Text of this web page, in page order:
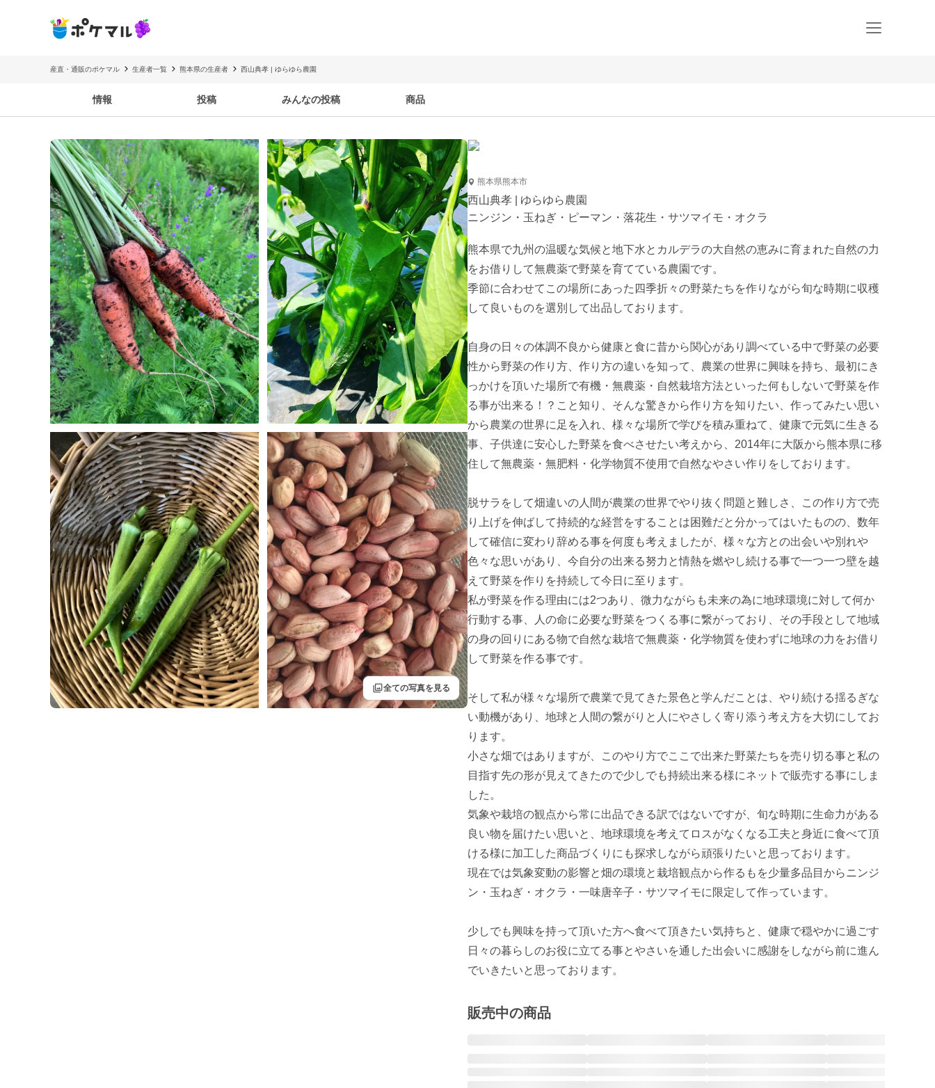
産直・通販のポケマル 生産者一覧 熊本県の生産者 西山典孝 | ゆらゆら農園
情報 投稿 みんなの投稿 商品
filter全ての写真を見る
熊本県熊本市
西山典孝 | ゆらゆら農園
ニンジン・玉ねぎ・ピーマン・落花生・サツマイモ・オクラ
熊本県で九州の温暖な気候と地下水とカルデラの大自然の恵みに育まれた自然の力
をお借りして無農薬で野菜を育てている農園です。
季節に合わせてこの場所にあった四季折々の野菜たちを作りながら旬な時期に収穫
して良いものを選別して出品しております。
自身の日々の体調不良から健康と食に昔から関心があり調べている中で野菜の必要
性から野菜の作り方、作り方の違いを知って、農業の世界に興味を持ち、最初にき
っかけを頂いた場所で有機・無農薬・自然栽培方法といった何もしないで野菜を作
る事が出来る！？こと知り、そんな驚きから作り方を知りたい、作ってみたい思い
から農業の世界に足を入れ、様々な場所で学びを積み重ねて、健康で元気に生きる
事、子供達に安心した野菜を食べさせたい考えから、2014年に大阪から熊本県に移
住して無農薬・無肥料・化学物質不使用で自然なやさい作りをしております。
脱サラをして畑違いの人間が農業の世界でやり抜く問題と難しさ、この作り方で売
り上げを伸ばして持続的な経営をすることは困難だと分かってはいたものの、数年
して確信に変わり辞める事を何度も考えましたが、様々な方との出会いや別れや
色々な思いがあり、今自分の出来る努力と情熱を燃やし続ける事で一つ一つ壁を越
えて野菜を作りを持続して今日に至ります。
私が野菜を作る理由には2つあり、微力ながらも未来の為に地球環境に対して何か
行動する事、人の命に必要な野菜をつくる事に繋がっており、その手段として地域
の身の回りにある物で自然な栽培で無農薬・化学物質を使わずに地球の力をお借り
して野菜を作る事です。
そして私が様々な場所で農業で見てきた景色と学んだことは、やり続ける揺るぎな
い動機があり、地球と人間の繋がりと人にやさしく寄り添う考え方を大切にしてお
ります。
小さな畑ではありますが、このやり方でここで出来た野菜たちを売り切る事と私の
目指す先の形が見えてきたので少しでも持続出来る様にネットで販売する事にしま
した。
気象や栽培の観点から常に出品できる訳ではないですが、旬な時期に生命力がある
良い物を届けたい思いと、地球環境を考えてロスがなくなる工夫と身近に食べて頂
ける様に加工した商品づくりにも探求しながら頑張りたいと思っております。
現在では気象変動の影響と畑の環境と栽培観点から作るもを少量多品目からニンジ
ン・玉ねぎ・オクラ・一味唐辛子・サツマイモに限定して作っています。
少しでも興味を持って頂いた方へ食べて頂きたい気持ちと、健康で穏やかに過ごす
日々の暮らしのお役に立てる事とやさいを通した出会いに感謝をしながら前に進ん
販売中の商品